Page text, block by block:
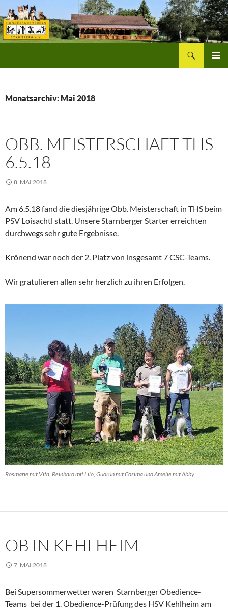
Inhalt
springen
Monatsarchiv: Mai 2018
OBB. MEISTERSCHAFT THS
6.5.18
8. MAI 2018
Am 6.5.18 fand die diesjährige Obb. Meisterschaft in THS beim
PSV Loisachtl statt. Unsere Starnberger Starter erreichten
durchwegs sehr gute Ergebnisse.
Krönend war noch der 2. Platz von insgesamt 7 CSC-Teams.
Wir gratulieren allen sehr herzlich zu ihren Erfolgen.
Rosmarie mit Vita, Reinhard mit Lilo, Gudrun mit Cosima und Amelie mit Abby
OB IN KEHLHEIM
7. MAI 2018
Bei Supersommerwetter waren Starnberger Obedience-
Teams bei der 1. Obedience-Prüfung des HSV Kehlheim am